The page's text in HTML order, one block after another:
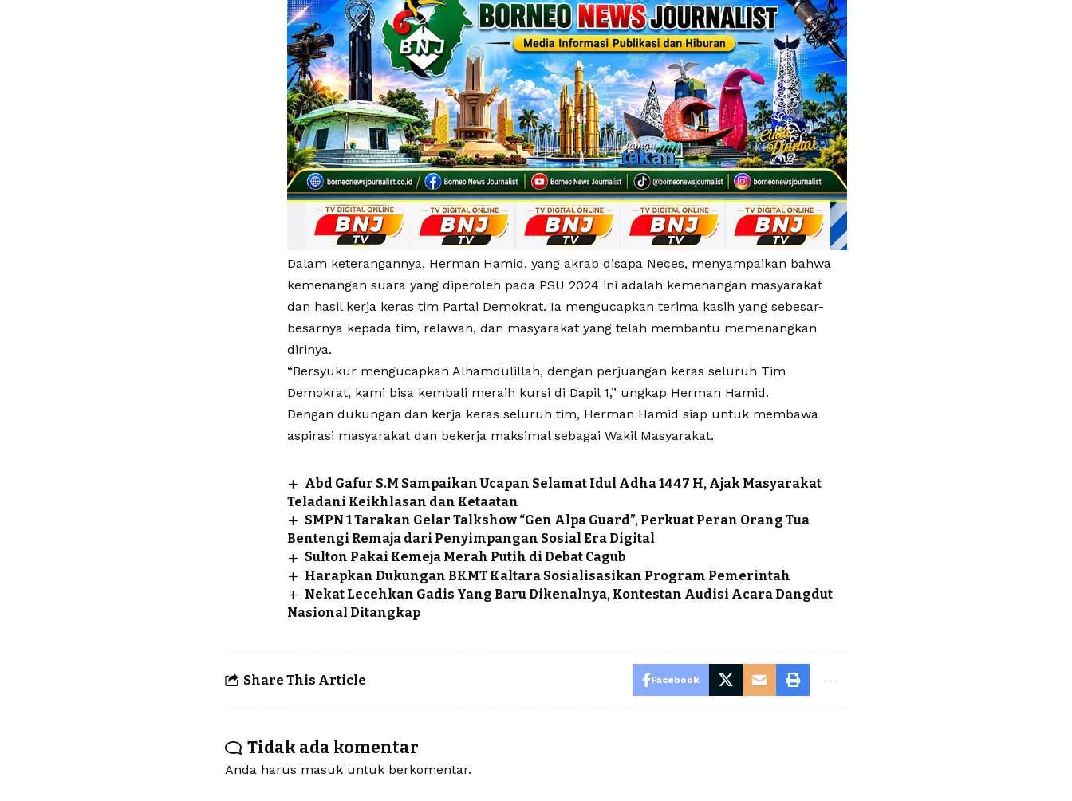
Dalam keterangannya, Herman Hamid, yang akrab disapa Neces, menyampaikan bahwa
kemenangan suara yang diperoleh pada PSU 2024 ini adalah kemenangan masyarakat
dan hasil kerja keras tim Partai Demokrat. Ia mengucapkan terima kasih yang sebesar-
besarnya kepada tim, relawan, dan masyarakat yang telah membantu memenangkan
dirinya.
“Bersyukur mengucapkan Alhamdulillah, dengan perjuangan keras seluruh Tim
Demokrat, kami bisa kembali meraih kursi di Dapil 1,” ungkap Herman Hamid.
Dengan dukungan dan kerja keras seluruh tim, Herman Hamid siap untuk membawa
aspirasi masyarakat dan bekerja maksimal sebagai Wakil Masyarakat.
Abd Gafur S.M Sampaikan Ucapan Selamat Idul Adha 1447 H, Ajak Masyarakat
Teladani Keikhlasan dan Ketaatan
SMPN 1 Tarakan Gelar Talkshow “Gen Alpa Guard”, Perkuat Peran Orang Tua
Bentengi Remaja dari Penyimpangan Sosial Era Digital
Sulton Pakai Kemeja Merah Putih di Debat Cagub
Harapkan Dukungan BKMT Kaltara Sosialisasikan Program Pemerintah
Nekat Lecehkan Gadis Yang Baru Dikenalnya, Kontestan Audisi Acara Dangdut
Nasional Ditangkap
Share This Article Facebook
Tidak ada komentar
Anda harus masuk untuk berkomentar.